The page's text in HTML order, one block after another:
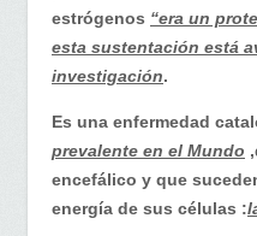
estrógenos “era un
esta sustentación está
investigación.
Es una enfermedad
prevalente en el Mundo
encefálico y que
energía de sus células :